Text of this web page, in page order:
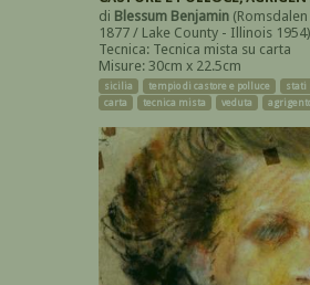
di Blessum Benjamin
1877 / Lake County - Illinois 1954)
Tecnica: Tecnica mista su carta
Misure: 30cm x 22.5cm
sicilia tempio di castore e polluce stati
carta
tecnica mista veduta